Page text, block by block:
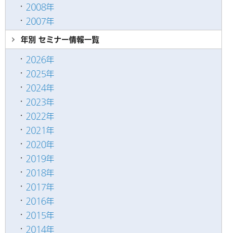
2008年
2007年
年別 セミナー情報一覧
2026年
2025年
2024年
2023年
2022年
2021年
2020年
2019年
2018年
2017年
2016年
2015年
2014年